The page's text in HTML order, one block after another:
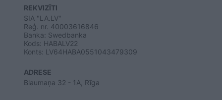
REKVIZĪTI
SIA "LA.LV"
Reģ. nr. 40003616846
Banka: Swedbanka
Kods: HABALV22
Konts: LV64HABA0551043479309
ADRESE
Blaumaņa 32 - 1A, Rīga